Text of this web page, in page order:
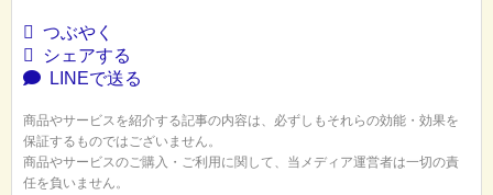
つぶやく
シェアする
LINEで送る
商品やサービスを紹介する記事の内容は、必ずしもそれらの効能・効果を
保証するものではございません。
商品やサービスのご購入・ご利用に関して、当メディア運営者は一切の責
任を負いません。